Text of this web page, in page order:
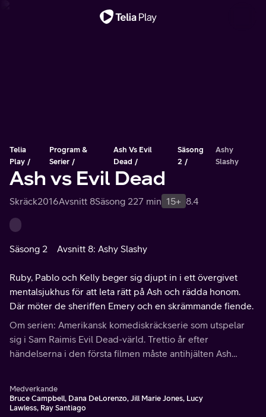
Telia
Play
Program &
Serier
Ash Vs Evil
Dead
Säsong
2
Ashy
Slashy
Ash vs Evil Dead
Skräck2016Avsnitt 8Säsong 227 min 15+ 8.4
Säsong 2 Avsnitt 8: Ashy Slashy
Ruby, Pablo och Kelly beger sig djupt in i ett övergivet
mentalsjukhus för att leta rätt på Ash och rädda honom.
Där möter de sheriffen Emery och en skrämmande fiende.
Om serien: Amerikansk komediskräckserie som utspelar
sig i Sam Raimis Evil Dead-värld. Trettio år efter
händelserna i den första filmen måste antihjälten Ash
Medverkande
Bruce Campbell, Dana DeLorenzo, Jill Marie Jones, Lucy
Lawless, Ray Santiago